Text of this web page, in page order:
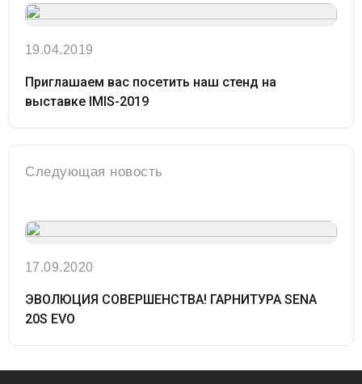
19.04.2019
Приглашаем вас посетить наш стенд на
выставке IMIS-2019
Следующая новость
17.09.2020
ЭВОЛЮЦИЯ СОВЕРШЕНСТВА! ГАРНИТУРА SENA
20S EVO